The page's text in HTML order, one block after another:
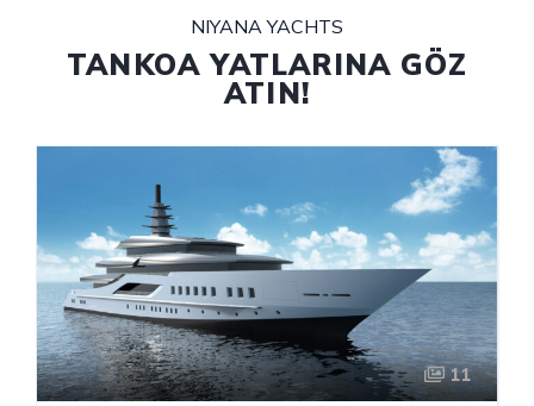
NIYANA YACHTS
TANKOA YATLARINA GÖZ
ATIN!
11